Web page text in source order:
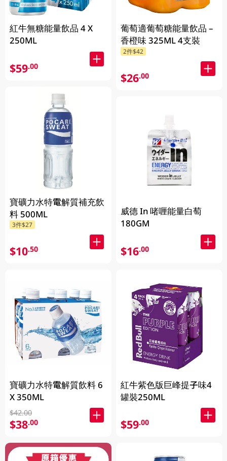
紅牛無糖能量飲品 4 X
250ML
$59.00
寶礦力水特電解質補充飲
料 500ML
3件$27
$10.50
寶礦力水特電解質飲料 6
X 350ML
$42.00
$38.00
葡萄適葡萄糖能量飲品 –
香橙味 325ML 4支裝
2件$42
$26.00
威德 In 啫喱能量白萄
180GM
$16.00
紅牛紫色版巨峰提子味4
罐裝250ML
$59.00